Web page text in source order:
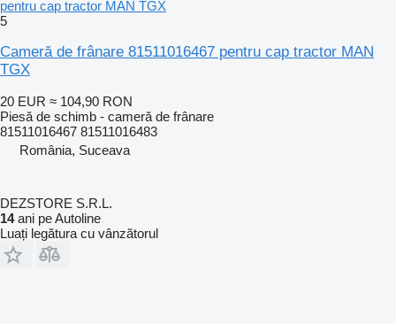
pentru cap tractor MAN TGX
5
Cameră de frânare 81511016467 pentru cap tractor MAN
TGX
20 EUR ≈ 104,90 RON
Piesă de schimb - cameră de frânare
81511016467 81511016483
România, Suceava
DEZSTORE S.R.L.
14ani pe Autoline
Luați legătura cu vânzătorul